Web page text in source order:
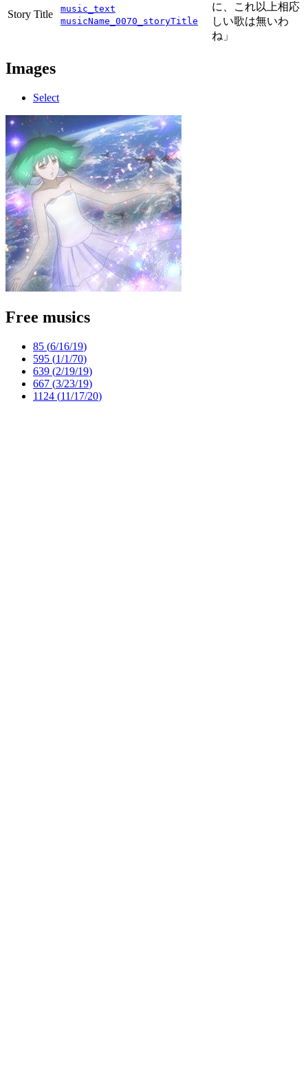
Story Title
music_text
musicName_0070_storyTitle
に、これ以上相応
しい歌は無いわ
ね」
Images
Select
Free musics
85 (6/16/19)
595 (1/1/70)
639 (2/19/19)
667 (3/23/19)
1124 (11/17/20)